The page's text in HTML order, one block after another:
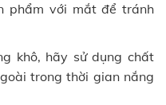
phẩm với mắt để tránh
khô, hãy sử dụng chất
trong thời gian nắng